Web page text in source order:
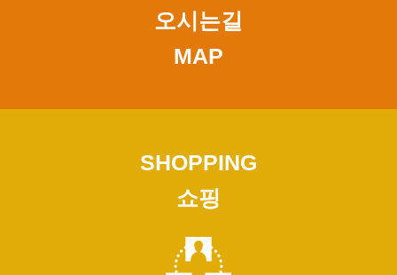
오시는길
MAP
오시는길
more view
SHOPPING
쇼핑